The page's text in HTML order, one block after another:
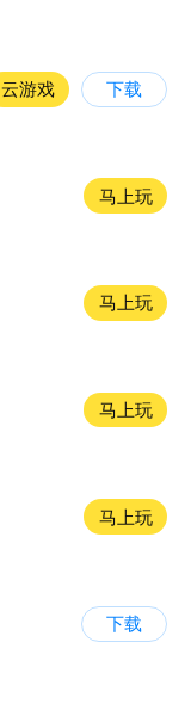
云游戏 下载
马上玩
马上玩
马上玩
马上玩
下载